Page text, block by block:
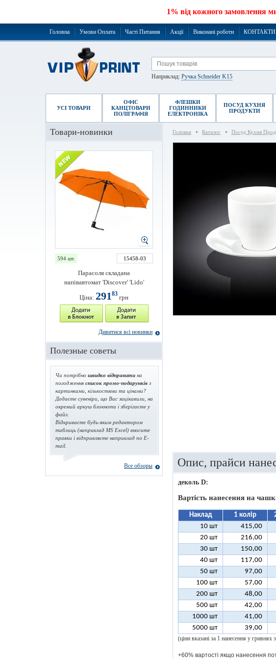
1% від кожного замовлення
Головна Умови Оплата Часті Питання Акції Виконані роботи КОНТАКТИ
Наприклад: Ручка Schneider K15
УСІ ТОВАРИ
ОФІС
КАНЦТОВАРИ
ПОЛІГРАФІЯ
ФЛЕШКИ
ГОДИННИКИ
ЕЛЕКТРОНІКА
ПОСУД КУХНЯ
ПРОДУКТИ
Головна Каталог Посуд Кухня
Опис, прайси
деколь D:
Вартість нанесення на
Наклад 1 колір
10 шт
415,00
20 шт
216,00
30 шт
150,00
40 шт
117,00
50 шт
97,00
100 шт
57,00
200 шт
48,00
500 шт
42,00
1000 шт
41,00
5000 шт
39,00
(ціни вказані за 1 нанесення у
+60% вартості якщо нанесення
Товари-новинки
594 шт. 15458-03
Парасоля складана
напівавтомат 'Discover' 'Lido'
Ціна: 29183 грн
Дивитися всі новинки
Полезные советы
Чи потрібно швидко відправити на
погодження список промо-подарунків з
картинками, кількостями та цінами?
Додаєте сувеніри, що Вас зацікавили, на
окремий аркуш блокнота і зберігаєте у
файл.
Відкриваєте будь-яким редактором
таблиць (наприклад MS Excel) вносите
правки і відправляєте наприклад по E-
mail.
Все обзоры